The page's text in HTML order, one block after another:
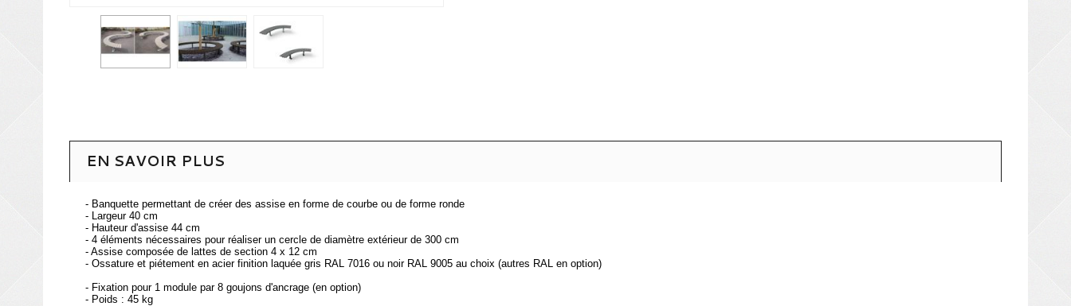
EN SAVOIR PLUS
- Banquette permettant de créer des assise en forme de courbe ou de forme ronde
- Largeur 40 cm
- Hauteur d'assise 44 cm
- 4 éléments nécessaires pour réaliser un cercle de diamètre extérieur de 300 cm
- Assise composée de lattes de section 4 x 12 cm
- Ossature et piétement en acier finition laquée gris RAL 7016 ou noir RAL 9005 au choix (autres RAL en option)
- Fixation pour 1 module par 8 goujons d'ancrage (en option)
- Poids : 45 kg